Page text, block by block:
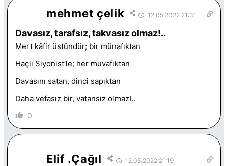
mehmet çelik 12.05.2022 21:31
Davasız, tarafsız, takvasız olmaz!..
Mert kâfir üstündür; bir münafıktan
Haçlı Siyonist’le; her muvafıktan
Davasını satan, dinci sapıktan
Daha vefasız bir, vatansız olmaz!..
0
Elif .Çağıl 12.05.2022 21:19